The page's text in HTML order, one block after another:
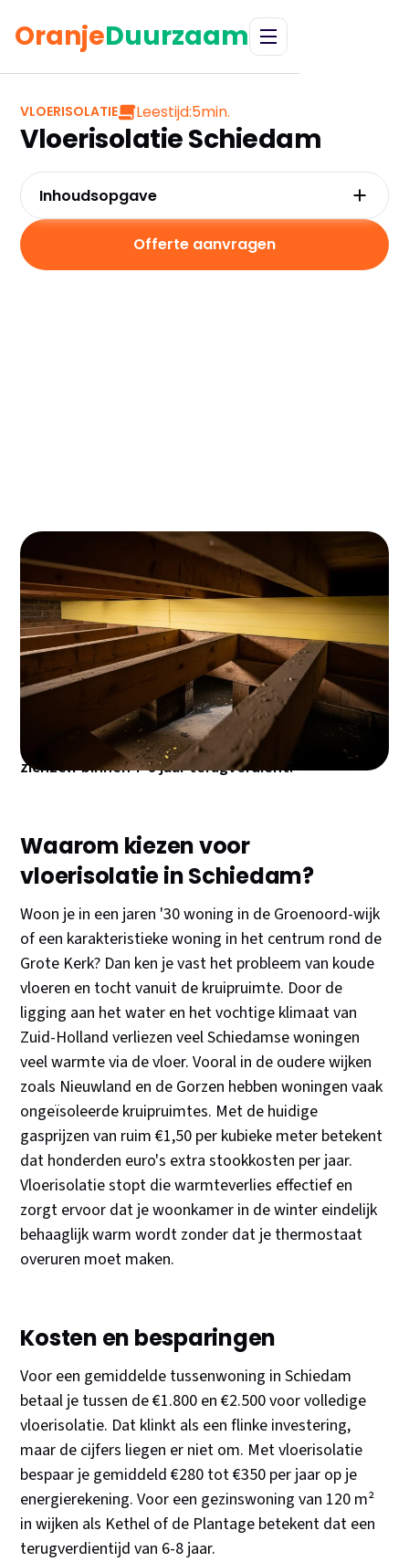
OranjeDuurzaam
VLOERISOLATIE Leestijd:5min.
Vloerisolatie Schiedam
Woon je in Schiedam en heb je last van koude
vloeren en hoge energierekeningen? Met
vloerisolatie pak je tot 15% besparing op je
energiekosten en maak je je woning een stuk
comfortabeler. In de historische wijken rond de
Lange Haven en Kethel zie je steeds meer
bewoners kiezen voor deze slimme investering die
zichzelf binnen 7-8 jaar terugverdient.
Waarom kiezen voor
vloerisolatie in Schiedam?
Woon je in een jaren '30 woning in de Groenoord-wijk
of een karakteristieke woning in het centrum rond de
Grote Kerk? Dan ken je vast het probleem van koude
vloeren en tocht vanuit de kruipruimte. Door de
ligging aan het water en het vochtige klimaat van
Zuid-Holland verliezen veel Schiedamse woningen
veel warmte via de vloer. Vooral in de oudere wijken
zoals Nieuwland en de Gorzen hebben woningen vaak
ongeïsoleerde kruipruimtes. Met de huidige
gasprijzen van ruim €1,50 per kubieke meter betekent
dat honderden euro's extra stookkosten per jaar.
Vloerisolatie stopt die warmteverlies effectief en
zorgt ervoor dat je woonkamer in de winter eindelijk
behaaglijk warm wordt zonder dat je thermostaat
overuren moet maken.
Kosten en besparingen
Voor een gemiddelde tussenwoning in Schiedam
betaal je tussen de €1.800 en €2.500 voor volledige
vloerisolatie. Dat klinkt als een flinke investering,
maar de cijfers liegen er niet om. Met vloerisolatie
bespaar je gemiddeld €280 tot €350 per jaar op je
energierekening. Voor een gezinswoning van 120 m²
in wijken als Kethel of de Plantage betekent dat een
terugverdientijd van 6-8 jaar.
Inhoudsopgave
Schiedam?
Offerte aanvragen